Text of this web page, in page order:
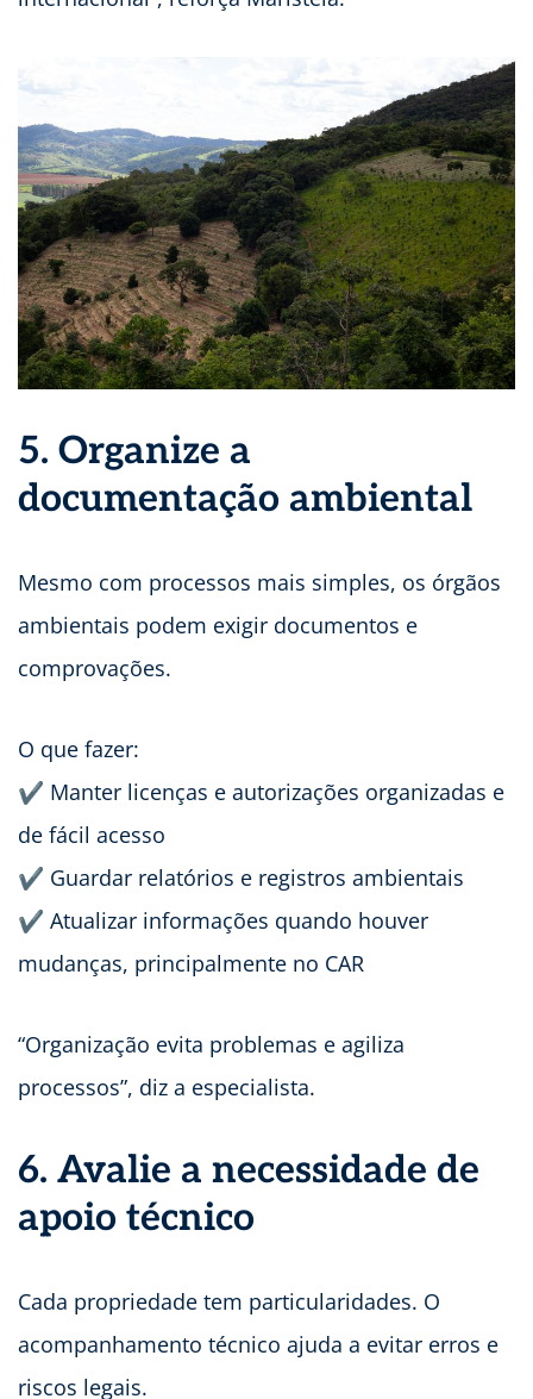
5. Organize a
documentação ambiental
Mesmo com processos mais simples, os órgãos
ambientais podem exigir documentos e
comprovações.
O que fazer:
✔ Manter licenças e autorizações organizadas e
de fácil acesso
✔ Guardar relatórios e registros ambientais
✔ Atualizar informações quando houver
mudanças, principalmente no CAR
“Organização evita problemas e agiliza
processos”, diz a especialista.
6. Avalie a necessidade de
apoio técnico
Cada propriedade tem particularidades. O
acompanhamento técnico ajuda a evitar erros e
riscos legais.